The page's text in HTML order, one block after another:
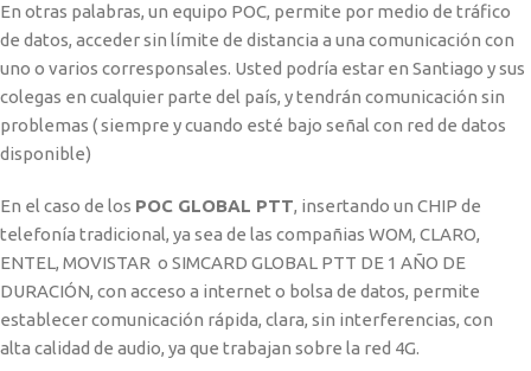
En otras palabras, un equipo POC, permite por medio de tráfico
de datos, acceder sin límite de distancia a una comunicación con
uno o varios corresponsales. Usted podría estar en Santiago y sus
colegas en cualquier parte del país, y tendrán comunicación sin
problemas ( siempre y cuando esté bajo señal con red de datos
disponible)
En el caso de los POC GLOBAL PTT, insertando un CHIP de
telefonía tradicional, ya sea de las compañias WOM, CLARO,
ENTEL, MOVISTAR o SIMCARD GLOBAL PTT DE 1 AÑO DE
DURACIÓN, con acceso a internet o bolsa de datos, permite
establecer comunicación rápida, clara, sin interferencias, con
alta calidad de audio, ya que trabajan sobre la red 4G.